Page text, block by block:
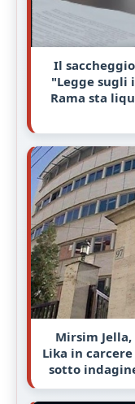
Il
"Legge sugli
Rama sta
Mirsim
Lika in
sotto